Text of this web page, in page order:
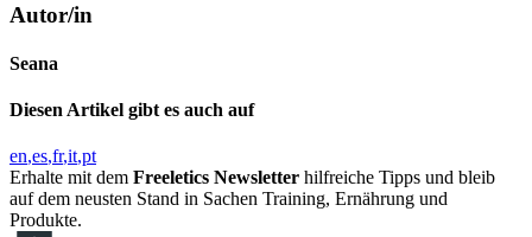
Autor/in
Seana
Diesen Artikel gibt es auch auf
en es fr it pt
Erhalte mit dem Freeletics Newsletter hilfreiche Tipps und bleib
auf dem neusten Stand in Sachen Training, Ernährung und
Produkte.